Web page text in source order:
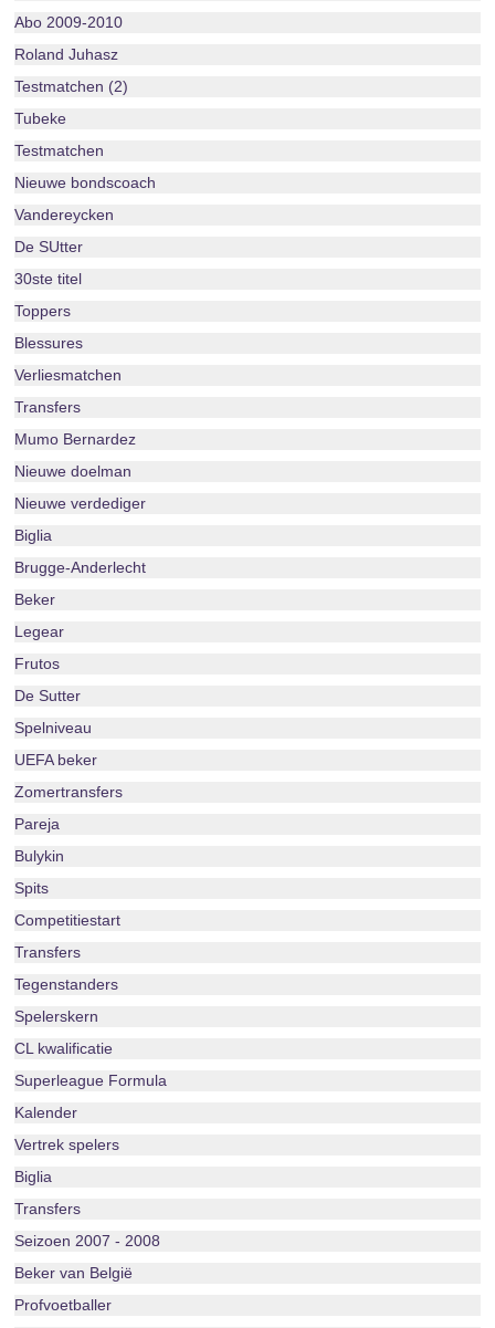
Abo 2009-2010
Roland Juhasz
Testmatchen (2)
Tubeke
Testmatchen
Nieuwe bondscoach
Vandereycken
De SUtter
30ste titel
Toppers
Blessures
Verliesmatchen
Transfers
Mumo Bernardez
Nieuwe doelman
Nieuwe verdediger
Biglia
Brugge-Anderlecht
Beker
Legear
Frutos
De Sutter
Spelniveau
UEFA beker
Zomertransfers
Pareja
Bulykin
Spits
Competitiestart
Transfers
Tegenstanders
Spelerskern
CL kwalificatie
Superleague Formula
Kalender
Vertrek spelers
Biglia
Transfers
Seizoen 2007 - 2008
Beker van België
Profvoetballer